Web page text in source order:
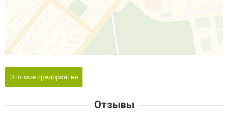
Это мое предприятие
Отзывы